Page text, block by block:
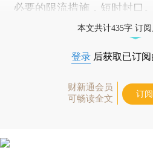
必要的限流措施，短时封口
本文共计435字 订
登录 后获取已订
财新通会员
可畅读全文
订